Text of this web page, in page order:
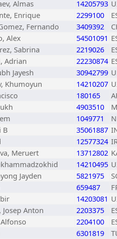
Almas 14205793
Enrique 2299100
Fernando 3409392
Alex 54501091
Sabrina 2219026
Adrian 22230874
Jayesh 30942799
Khumoyun 14210207
180165
4903510
1049771
B 35061887
12577324
Meruert 13712802
14210495
Jayden 5821975
659487
14203081
Josep Anton 2203375
2204100
6301819